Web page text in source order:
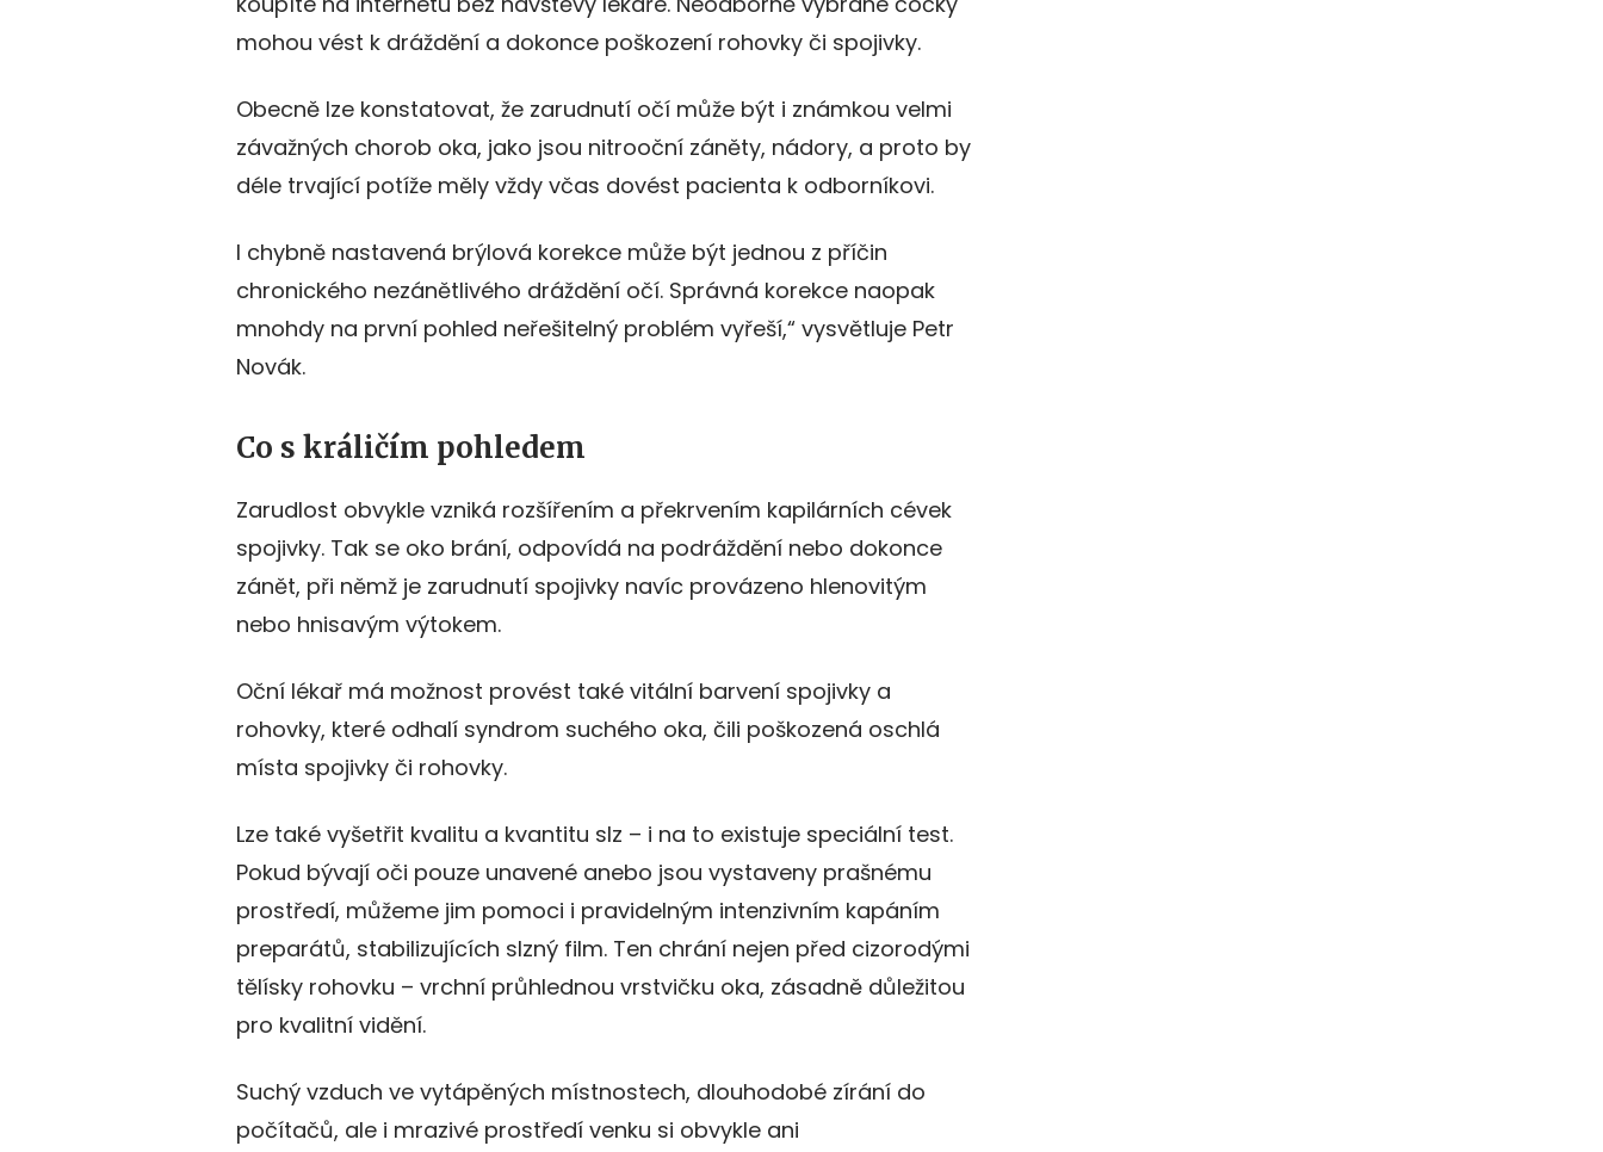
mohou vést k dráždění a dokonce poškození rohovky či spojivky.
Obecně lze konstatovat, že zarudnutí očí může být i známkou velmi
závažných chorob oka, jako jsou nitrooční záněty, nádory, a proto by
déle trvající potíže měly vždy včas dovést pacienta k odborníkovi.
I chybně nastavená brýlová korekce může být jednou z příčin
chronického nezánětlivého dráždění očí. Správná korekce naopak
mnohdy na první pohled neřešitelný problém vyřeší,“ vysvětluje Petr
Novák.
Co s králičím pohledem
Zarudlost obvykle vzniká rozšířením a překrvením kapilárních cévek
spojivky. Tak se oko brání, odpovídá na podráždění nebo dokonce
zánět, při němž je zarudnutí spojivky navíc provázeno hlenovitým
nebo hnisavým výtokem.
Oční lékař má možnost provést také vitální barvení spojivky a
rohovky, které odhalí syndrom suchého oka, čili poškozená oschlá
místa spojivky či rohovky.
Lze také vyšetřit kvalitu a kvantitu slz – i na to existuje speciální test.
Pokud bývají oči pouze unavené anebo jsou vystaveny prašnému
prostředí, můžeme jim pomoci i pravidelným intenzivním kapáním
preparátů, stabilizujících slzný film. Ten chrání nejen před cizorodými
tělísky rohovku – vrchní průhlednou vrstvičku oka, zásadně důležitou
pro kvalitní vidění.
Suchý vzduch ve vytápěných místnostech, dlouhodobé zírání do
počítačů, ale i mrazivé prostředí venku si obvykle ani